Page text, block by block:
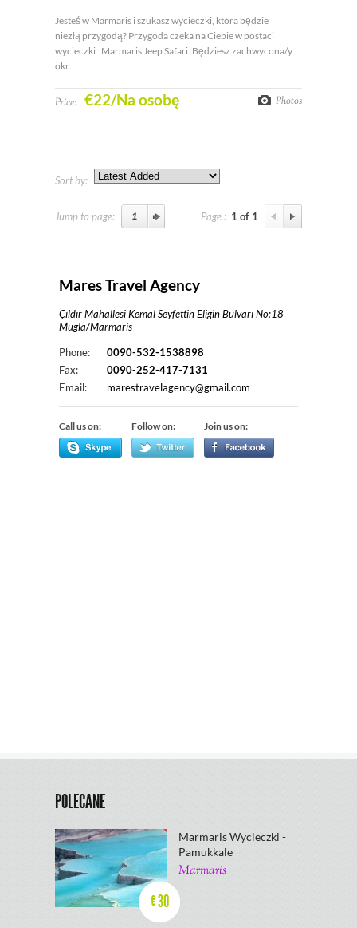
Jesteś w Marmaris i szukasz wycieczki, która będzie
niezłą przygodą? Przygoda czeka na Ciebie w postaci
wycieczki : Marmaris Jeep Safari. Będziesz zachwycona/y
okr…
Price: €22/Na osobę Photos
Sort by:
Jump to page: Page : 1 of 1
Mares Travel Agency
Çıldır Mahallesi Kemal Seyfettin Eligin Bulvarı No:18
Mugla/Marmaris
Phone:
0090-532-1538898
Fax:
0090-252-417-7131
Email:
marestravelagency@gmail.com
Call us on: Follow on: Join us on:
POLECANE
€30
Marmaris Wycieczki -
Pamukkale
Marmaris